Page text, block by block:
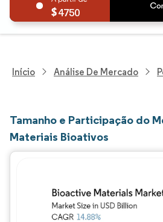
4750
Início Análise De Mercado
Tamanho e Participação do
Materiais Bioativos